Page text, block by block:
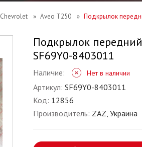
Chevrolet » Aveo T250 » Подкрылок
Подкрылок
SF69Y0-8403011
Наличие: Нет в наличии
Артикул: SF69Y0-8403011
Код: 12856
Производитель: ZAZ, Украина